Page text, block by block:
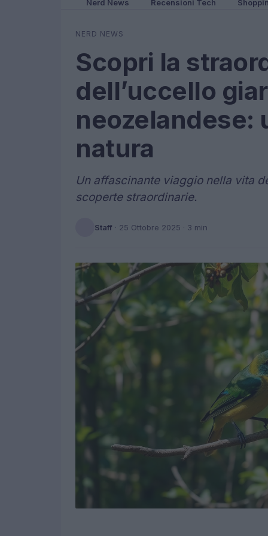
Nerd News Recensioni Tech
NERD NEWS
Scopri la
dell’uccello
neozelandese:
natura
Un affascinante viaggio nella vita
scoperte straordinarie.
Staff · 25 Ottobre 2025 · 3 min